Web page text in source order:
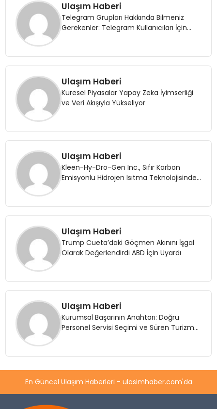
Ulaşım Haberi
Telegram Grupları Hakkında Bilmeniz
Gerekenler: Telegram Kullanıcıları İçin
Ulaşım Haberi
Küresel Piyasalar Yapay Zeka İyimserliği
ve Veri Akışıyla Yükseliyor
Ulaşım Haberi
Kleen-Hy-Dro-Gen Inc., Sıfır Karbon
Emisyonlu Hidrojen Isıtma Teknolojisinde
Ulaşım Haberi
Trump Cueta’daki Göçmen Akınını İşgal
Olarak Değerlendirdi ABD İçin Uyardı
Ulaşım Haberi
Kurumsal Başarının Anahtarı: Doğru
Personel Servisi Seçimi ve Süren Turizm
En Güncel Ulaşım Haberleri - ulasimhaber.com'da